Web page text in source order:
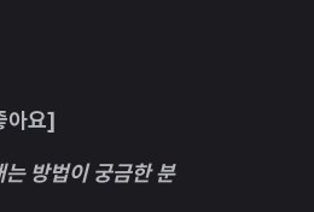
아요]
는 방법이 궁금한 분